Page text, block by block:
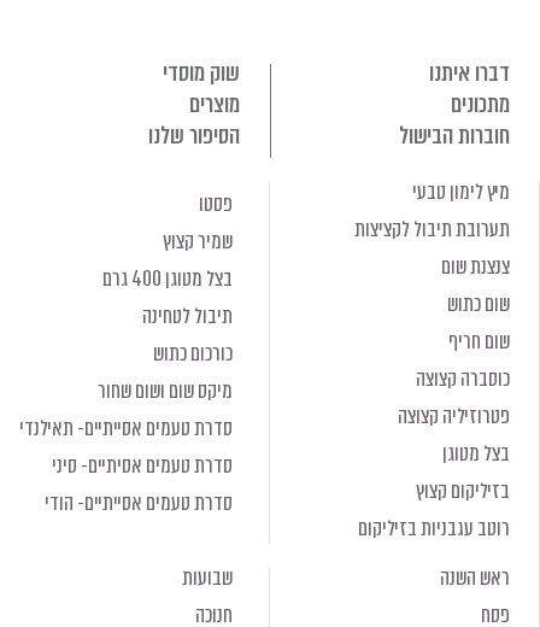
דברו איתנו
שוק מוסדי
מתכונים
מוצרים
חוברות הבישול
הסיפור שלנו
מיץ לימון טבעי
תערובת תיבול לקציצות
צנצנת שום
שום כתוש
שום חריף
כוסברה קצוצה
פטרוזיליה קצוצה
בצל מטוגן
בזיליקום קצוץ
רוטב עגבניות בזיליקום
פסטו
שמיר קצוץ
בצל מטוגן 400 גרם
תיבול לטחינה
כורכום כתוש
מיקס שום ושום שחור
סדרת טעמים אסייתיים- תאילנדי
סדרת טעמים אסיתיים- סיני
סדרת טעמים אסייתיים- הודי
ראש השנה
פסח
שבועות
חנוכה